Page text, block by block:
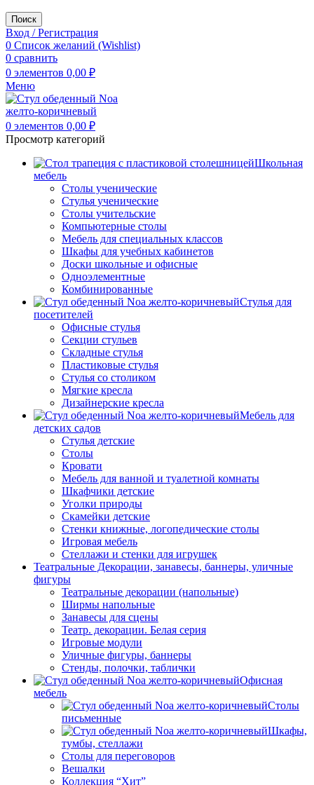
Поиск
Вход / Регистрация
0 Список желаний (Wishlist)
0 сравнить
0 элементов 0,00 ₽
Меню
0 элементов 0,00 ₽
Просмотр категорий
Школьная
мебель
Столы ученические
Стулья ученические
Столы учительские
Компьютерные столы
Мебель для специальных классов
Шкафы для учебных кабинетов
Доски школьные и офисные
Одноэлементные
Комбинированные
Стулья для
посетителей
Офисные стулья
Секции стульев
Складные стулья
Пластиковые стулья
Стулья со столиком
Мягкие кресла
Дизайнерские кресла
Мебель для
детских садов
Стулья детские
Столы
Кровати
Мебель для ванной и туалетной комнаты
Шкафчики детские
Уголки природы
Скамейки детские
Стенки книжные, логопедические столы
Игровая мебель
Стеллажи и стенки для игрушек
Театральные Декорации, занавесы, баннеры, уличные
фигуры
Театральные декорации (напольные)
Ширмы напольные
Занавесы для сцены
Театр. декорации. Белая серия
Игровые модули
Уличные фигуры, баннеры
Стенды, полочки, таблички
Офисная
мебель
Столы
письменные
Шкафы,
тумбы, стеллажи
Столы для переговоров
Вешалки
Коллекция “Хит”